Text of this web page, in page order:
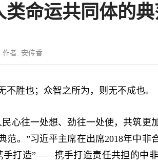
类命运共同体的
者: 安传香
胜也；众智之所为，则无不成也。
往一处想、劲往一处使，共筑更
范。”习近平主席在出席2018年中
手打造”——携手打造责任共担的中